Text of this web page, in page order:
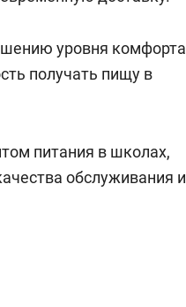
уровня комфорта
получать пищу в
питания в школах,
обслуживания и